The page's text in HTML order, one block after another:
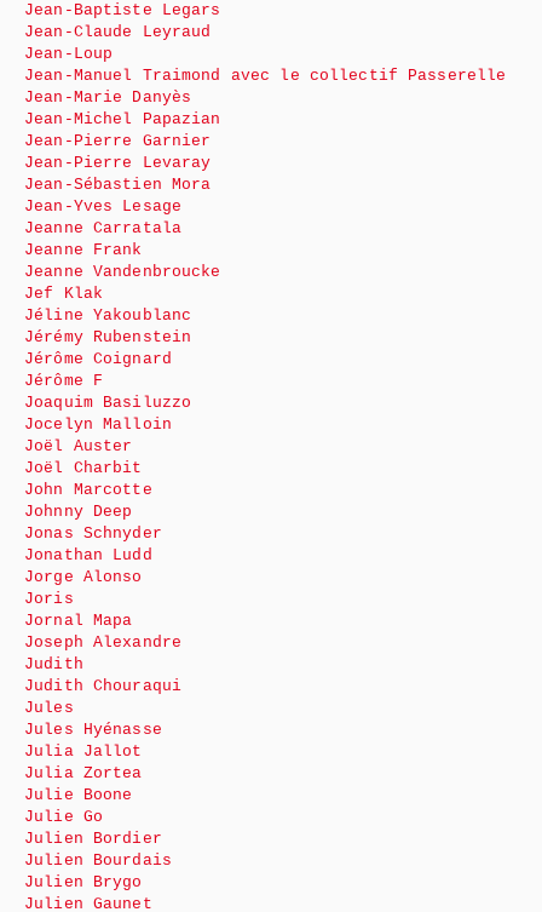
Jean-Baptiste Legars
Jean-Claude Leyraud
Jean-Loup
Jean-Manuel Traimond avec le collectif Passerelle
Jean-Marie Danyès
Jean-Michel Papazian
Jean-Pierre Garnier
Jean-Pierre Levaray
Jean-Sébastien Mora
Jean-Yves Lesage
Jeanne Carratala
Jeanne Frank
Jeanne Vandenbroucke
Jef Klak
Jéline Yakoublanc
Jérémy Rubenstein
Jérôme Coignard
Jérôme F
Joaquim Basiluzzo
Jocelyn Malloin
Joël Auster
Joël Charbit
John Marcotte
Johnny Deep
Jonas Schnyder
Jonathan Ludd
Jorge Alonso
Joris
Jornal Mapa
Joseph Alexandre
Judith
Judith Chouraqui
Jules
Jules Hyénasse
Julia Jallot
Julia Zortea
Julie Boone
Julie Go
Julien Bordier
Julien Bourdais
Julien Brygo
Julien Gaunet